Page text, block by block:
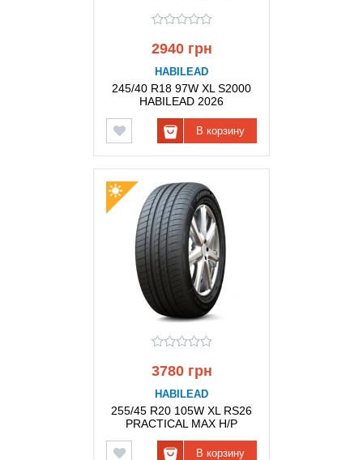
2940 грн
HABILEAD
245/40 R18 97W XL S2000
HABILEAD 2026
В корзину
3780 грн
HABILEAD
255/45 R20 105W XL RS26
PRACTICAL MAX H/P
В корзину